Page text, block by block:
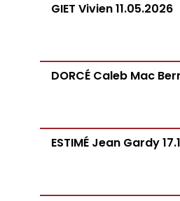
GIET Vivien 11.05.2026
DORCÉ Caleb Mac
ESTIMÉ Jean Gardy